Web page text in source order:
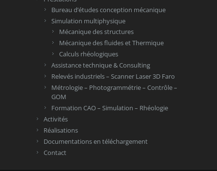
Bureau d’études conception mécanique
Simulation multiphysique
Mécanique des structures
Mécanique des fluides et Thermique
Calculs rhéologiques
Assistance technique & Consulting
Relevés industriels – Scanner Laser 3D Faro
Métrologie – Photogrammétrie – Contrôle –
GOM
Formation CAO – Simulation – Rhéologie
Activités
Réalisations
Documentations en téléchargement
Contact